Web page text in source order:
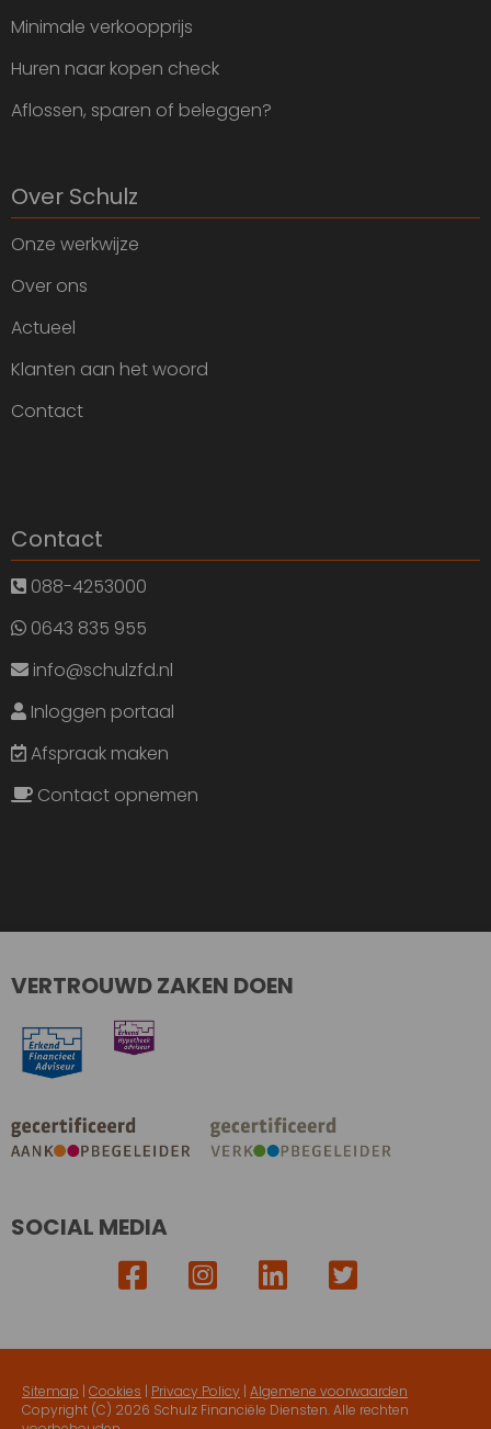
Minimale verkoopprijs
Huren naar kopen check
Aflossen, sparen of beleggen?
Over Schulz
Onze werkwijze
Over ons
Actueel
Klanten aan het woord
Contact
Contact
088-4253000
0643 835 955
info@schulzfd.nl
Inloggen portaal
Afspraak maken
Contact opnemen
VERTROUWD ZAKEN DOEN
SOCIAL MEDIA
Sitemap | Cookies | Privacy Policy | Algemene voorwaarden
Copyright (C) 2026 Schulz Financiële Diensten. Alle rechten